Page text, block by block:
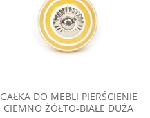
GAŁKA DO MEBLI PIERŚCIENIE
CIEMNO ŻÓŁTO-BIAŁE DUŻA